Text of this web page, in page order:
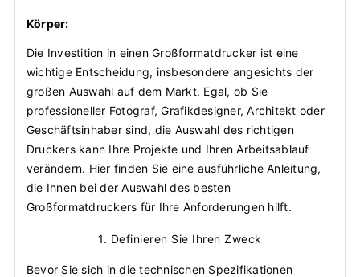
Körper:
Die Investition in einen Großformatdrucker ist eine
wichtige Entscheidung, insbesondere angesichts der
großen Auswahl auf dem Markt. Egal, ob Sie
professioneller Fotograf, Grafikdesigner, Architekt oder
Geschäftsinhaber sind, die Auswahl des richtigen
Druckers kann Ihre Projekte und Ihren Arbeitsablauf
verändern. Hier finden Sie eine ausführliche Anleitung,
die Ihnen bei der Auswahl des besten
Großformatdruckers für Ihre Anforderungen hilft.
1. Definieren Sie Ihren Zweck
Bevor Sie sich in die technischen Spezifikationen